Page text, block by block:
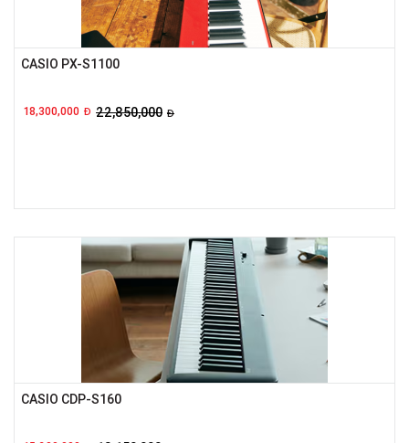
CASIO PX-S1100
18,300,000 Đ 22,850,000 Đ
CASIO CDP-S160